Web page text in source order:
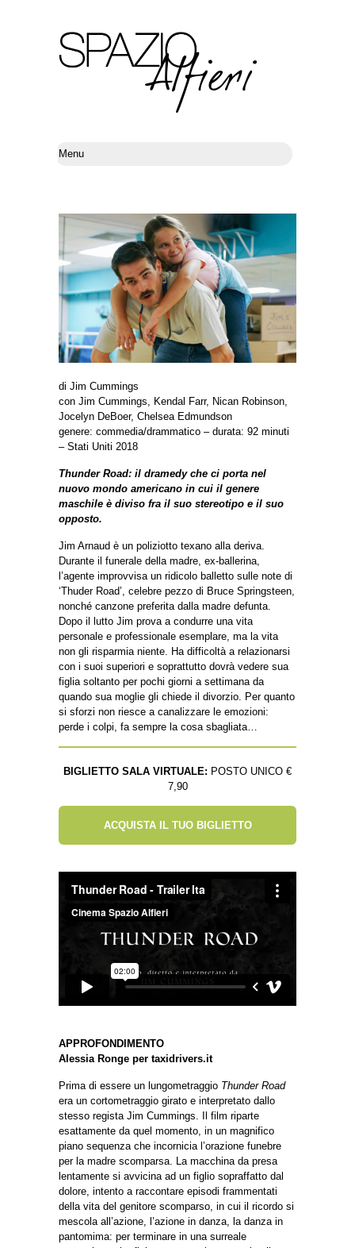
di Jim Cummings
con Jim Cummings, Kendal Farr, Nican Robinson,
Jocelyn DeBoer, Chelsea Edmundson
genere: commedia/drammatico – durata: 92 minuti
– Stati Uniti 2018
Thunder Road: il dramedy che ci porta nel
nuovo mondo americano in cui il genere
maschile è diviso fra il suo stereotipo e il suo
opposto.
Jim Arnaud è un poliziotto texano alla deriva.
Durante il funerale della madre, ex-ballerina,
l’agente improvvisa un ridicolo balletto sulle note di
‘Thuder Road’, celebre pezzo di Bruce Springsteen,
nonché canzone preferita dalla madre defunta.
Dopo il lutto Jim prova a condurre una vita
personale e professionale esemplare, ma la vita
non gli risparmia niente. Ha difficoltà a relazionarsi
con i suoi superiori e soprattutto dovrà vedere sua
figlia soltanto per pochi giorni a settimana da
quando sua moglie gli chiede il divorzio. Per quanto
si sforzi non riesce a canalizzare le emozioni:
perde i colpi, fa sempre la cosa sbagliata…
BIGLIETTO SALA VIRTUALE: POSTO UNICO €
7,90
ACQUISTA IL TUO BIGLIETTO
APPROFONDIMENTO
Alessia Ronge per taxidrivers.it
Prima di essere un lungometraggio Thunder Road
era un cortometraggio girato e interpretato dallo
stesso regista Jim Cummings. Il film riparte
esattamente da quel momento, in un magnifico
piano sequenza che incornicia l’orazione funebre
per la madre scomparsa. La macchina da presa
lentamente si avvicina ad un figlio sopraffatto dal
dolore, intento a raccontare episodi frammentati
della vita del genitore scomparso, in cui il ricordo si
mescola all’azione, l’azione in danza, la danza in
pantomima: per terminare in una surreale